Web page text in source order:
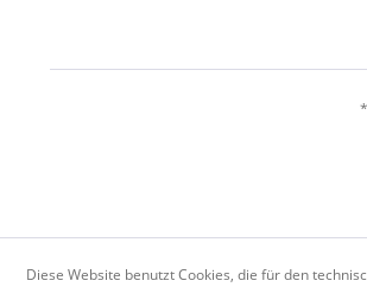
Diese Website benutzt Cookies, die für den